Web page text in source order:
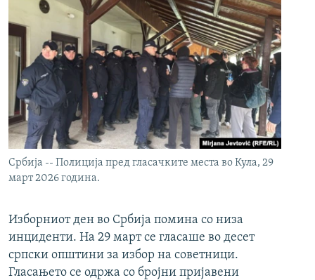
Србија -- Полиција пред гласачките места во Кула, 29
март 2026 година.
Изборниот ден во Србија помина со низа
инциденти. На 29 март се гласаше во десет
српски општини за избор на советници.
Гласањето се одржа со бројни пријавени